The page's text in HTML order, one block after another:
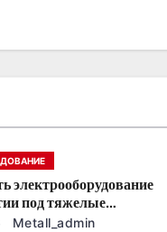
электрооборудование
под тяжелые
Metall_admin